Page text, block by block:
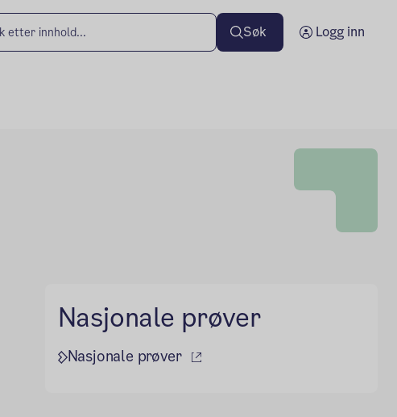
Søk Logg inn
Nasjonale prøver
Nasjonale prøver (ekstern lenke)